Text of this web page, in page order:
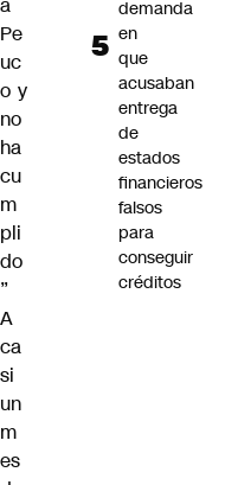
Pe
uc
o y
no
ha
cu
m
pli
do
”
A
ca
si
un
m
es
demanda
en
que
acusaban
entrega
de
estados
financieros
falsos
para
conseguir
créditos